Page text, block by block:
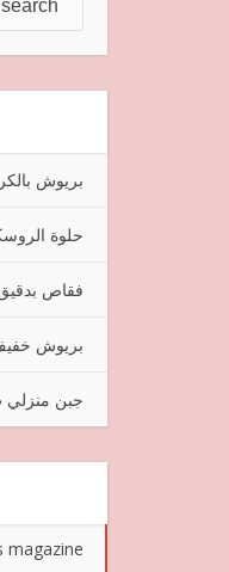
بريوش
حلوة
فقاص
بريوش
جبن منزلي ب 2
magazine